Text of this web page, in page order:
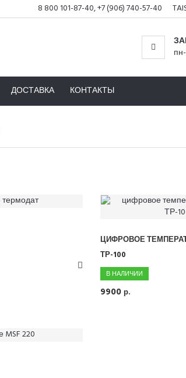
8 800 101-87-40, +7 (906) 740-57-40
ДОСТАВКА КОНТАКТЫ
ЦИФРОВОЕ
ТР-100
В НАЛИЧИИ
9900 р.